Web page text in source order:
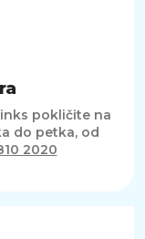
pokličite na
do petka, od
2020